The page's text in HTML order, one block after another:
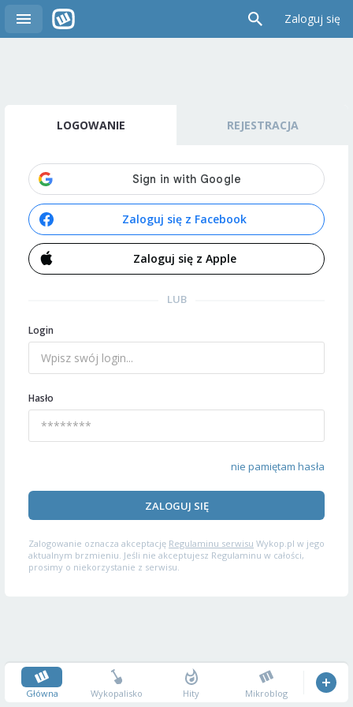
Zaloguj się
LOGOWANIE REJESTRACJA
Zaloguj się z Facebook
Zaloguj się z Apple
LUB
Login
Hasło
nie pamiętam hasła
ZALOGUJ SIĘ
Zalogowanie oznacza akceptację Regulaminu serwisu Wykop.pl w jego
aktualnym brzmieniu. Jeśli nie akceptujesz Regulaminu w całości,
prosimy o niekorzystanie z serwisu.
Główna Wykopalisko Hity Mikroblog